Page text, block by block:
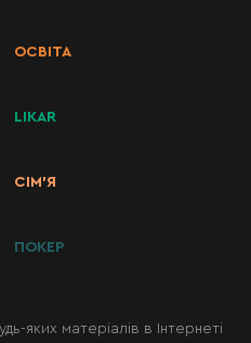
ОСВІТА
LIKAR
СІМ’Я
ПОКЕР
яких матеріалів в Інтернеті